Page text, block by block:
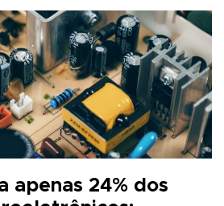
apenas 24% dos